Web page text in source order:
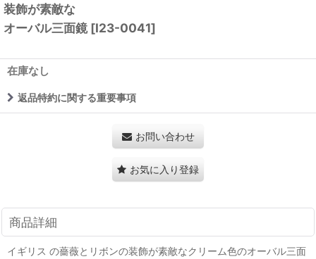
装飾が素敵な
オーバル三面鏡 [I23-0041]
在庫なし
返品特約に関する重要事項
お問い合わせ
お気に入り登録
商品詳細
イギリス の薔薇とリボンの装飾が素敵なクリーム色のオーバル三面